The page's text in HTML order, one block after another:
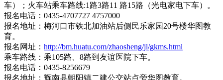
车）；火车站乘车路线:1路3路11 路15路（光电家电下车）。
报名电话：0435-4707727 4757000
报名地址：梅河口市铁北加油站后侧民乐家园20号楼华图教
育。
报名网址： http://bm.huatu.com/zhaosheng/jl/gkms.html
乘车路线：乘105路、8路到友谊医院下车。
报名电话：0435-8256679
报名地址：辉南县朝阳镇二建公交站点旁华图教育。